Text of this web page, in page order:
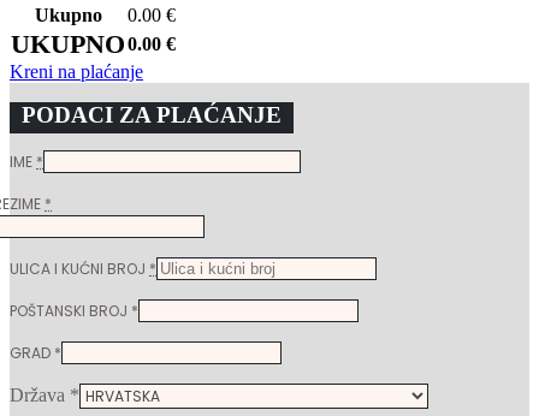
Ukupno 0.00 €
UKUPNO0.00 €
Kreni na plaćanje
PODACI ZA PLAĆANJE
IME *
*
ULICA I KUĆNI BROJ *
POŠTANSKI BROJ *
GRAD *
Država *